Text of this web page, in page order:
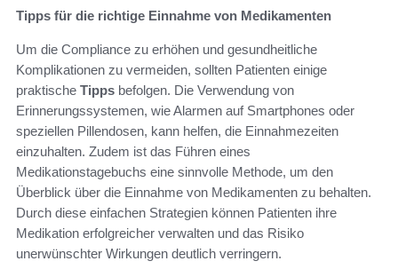
Tipps für die richtige Einnahme von Medikamenten
Um die Compliance zu erhöhen und gesundheitliche
Komplikationen zu vermeiden, sollten Patienten einige
praktische Tipps befolgen. Die Verwendung von
Erinnerungssystemen, wie Alarmen auf Smartphones oder
speziellen Pillendosen, kann helfen, die Einnahmezeiten
einzuhalten. Zudem ist das Führen eines
Medikationstagebuchs eine sinnvolle Methode, um den
Überblick über die Einnahme von Medikamenten zu behalten.
Durch diese einfachen Strategien können Patienten ihre
Medikation erfolgreicher verwalten und das Risiko
unerwünschter Wirkungen deutlich verringern.